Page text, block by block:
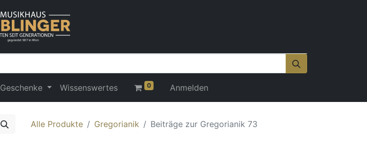
Geschenke Wissenswertes 0 Anmelden
Alle Produkte Gregorianik Beiträge zur Gregorianik 73